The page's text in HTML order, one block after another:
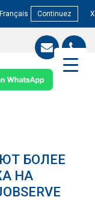
Français Continuez X
БОЛЕЕ
НА